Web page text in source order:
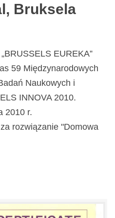
Bruksela
EUREKA”
59 Międzynarodowych
Naukowych i
INNOVA 2010.
2010 r.
rozwiązanie "Domowa